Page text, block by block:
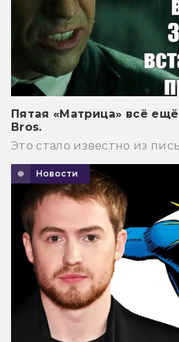
Пятая «Матрица» всё
Bros.
Это стало известно из
Новости